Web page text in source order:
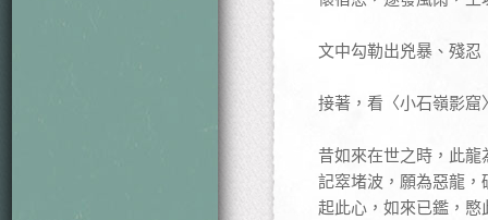
文中勾勒出兇暴、殘
接著，看〈小石嶺影窟
昔如來在世之時，此
記窣堵波，願為惡龍
起此心，如來已鑑，愍